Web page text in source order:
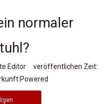
normaler
Editor veröffentlichen Zeit:
Powered